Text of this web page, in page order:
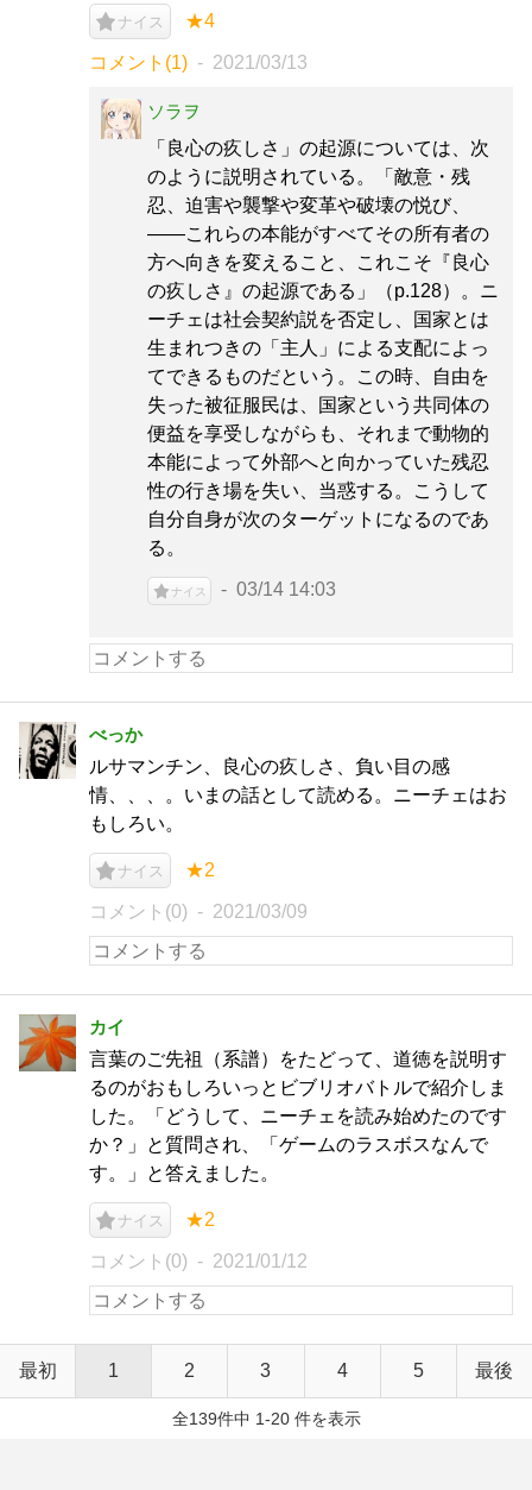
ナイス ★4
コメント(1) 2021/03/13
ソラヲ
「良心の疚しさ」の起源については、次
のように説明されている。「敵意・残
忍、迫害や襲撃や変革や破壊の悦び、
――これらの本能がすべてその所有者の
方へ向きを変えること、これこそ『良心
の疚しさ』の起源である」（p.128）。ニ
ーチェは社会契約説を否定し、国家とは
生まれつきの「主人」による支配によっ
てできるものだという。この時、自由を
失った被征服民は、国家という共同体の
便益を享受しながらも、それまで動物的
本能によって外部へと向かっていた残忍
性の行き場を失い、当惑する。こうして
自分自身が次のターゲットになるのであ
る。
ナイス 03/14 14:03
べっか
ルサマンチン、良心の疚しさ、負い目の感
情、、、。いまの話として読める。ニーチェはお
もしろい。
ナイス ★2
コメント(0) 2021/03/09
カイ
言葉のご先祖（系譜）をたどって、道徳を説明す
るのがおもしろいっとビブリオバトルで紹介しま
した。「どうして、ニーチェを読み始めたのです
か？」と質問され、「ゲームのラスボスなんで
す。」と答えました。
ナイス ★2
コメント(0) 2021/01/12
最初 1 2 3 4 5 最後
全139件中 1-20 件を表示